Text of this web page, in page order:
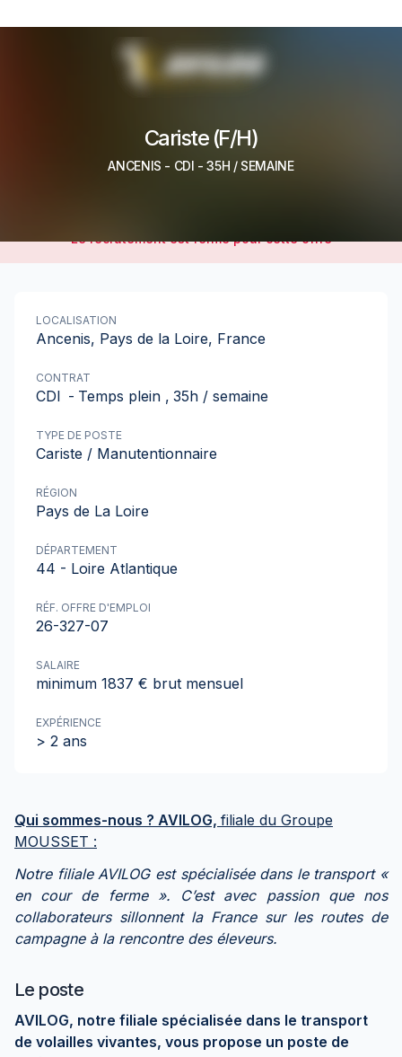
Cariste (F/H)
ANCENIS - CDI - 35H / SEMAINE
Le recrutement est fermé pour cette offre
Qui sommes-nous ? AVILOG, filiale du Groupe
MOUSSET :
Notre filiale AVILOG est spécialisée dans le transport «
en cour de ferme ». C’est avec passion que nos
collaborateurs sillonnent la France sur les routes de
campagne à la rencontre des éleveurs.
Le poste
AVILOG, notre filiale spécialisée dans le transport
de volailles vivantes, vous propose un poste de
LOCALISATION
Ancenis, Pays de la Loire, France
CONTRAT
CDI - Temps plein , 35h / semaine
TYPE DE POSTE
Cariste / Manutentionnaire
RÉGION
Pays de La Loire
DÉPARTEMENT
44 - Loire Atlantique
RÉF. OFFRE D'EMPLOI
26-327-07
SALAIRE
minimum 1837 € brut mensuel
EXPÉRIENCE
> 2 ans